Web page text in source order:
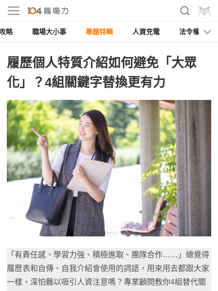
略 職場大小事 專題特輯 人資充電 法令權益
履歷個人特質介紹如何避免「大眾
化」？4組關鍵字替換更有力
「有責任感、學習力強、積極進取、團隊合作……」總覺得
履歷表和自傳、自我介紹會使用的詞語，用來用去都跟大家
一樣，深怕難以吸引人資注意嗎？專業顧問教你4組替代關